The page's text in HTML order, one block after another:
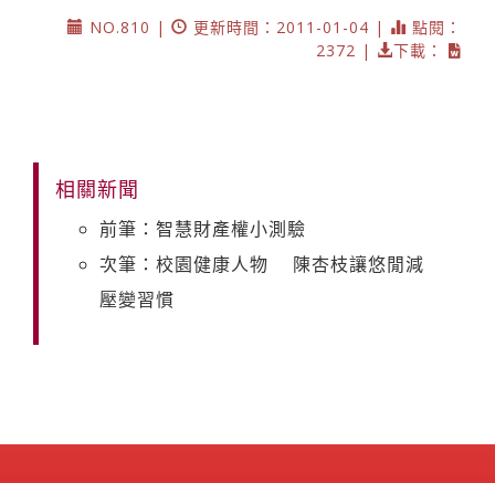
NO.810 |
更新時間：2011-01-04 |
點閱：
2372 |
下載：
相關新聞
前筆：智慧財產權小測驗
次筆：校園健康人物 陳杏枝讓悠閒減
壓變習慣